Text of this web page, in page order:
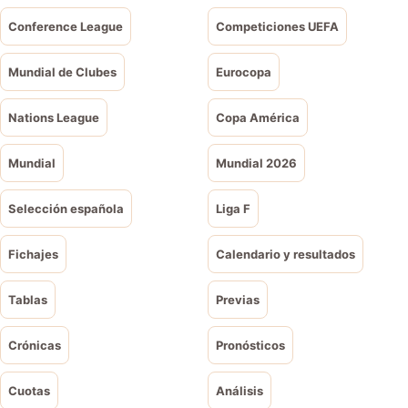
Conference League Competiciones UEFA
Mundial de Clubes Eurocopa
Nations League Copa América
Mundial Mundial 2026
Selección española Liga F
Fichajes Calendario y resultados
Tablas Previas
Crónicas Pronósticos
Cuotas Análisis